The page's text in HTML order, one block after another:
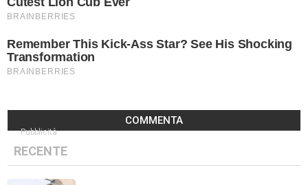
COMMENTA
Pubblicità
RECENTE